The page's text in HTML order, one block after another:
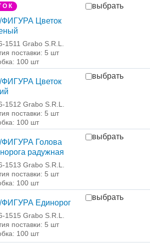
О К
ФИГУРА Цветок
1511 Grabo S.R.L.
поставки: 5 шт
100 шт
выбрать
ФИГУРА Цветок
1512 Grabo S.R.L.
поставки: 5 шт
100 шт
выбрать
ФИГУРА Голова
радужная
1513 Grabo S.R.L.
поставки: 5 шт
100 шт
выбрать
ФИГУРА Единорог
1515 Grabo S.R.L.
поставки: 5 шт
100 шт
выбрать